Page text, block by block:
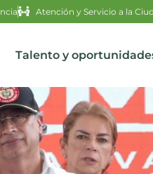
Atención y Servicio a la
Talento y